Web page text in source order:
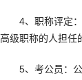
4、职称评定：
高级职称的人担任
5、考公员：公